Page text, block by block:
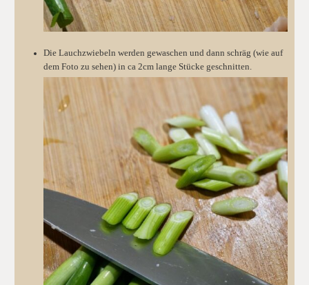
Die Lauchzwiebeln werden gewaschen und dann schräg (wie auf
dem Foto zu sehen) in ca 2cm lange Stücke geschnitten.